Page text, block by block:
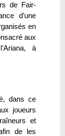
de Fair-
d’une
en
aux
à
dans ce
joueurs
et
de les